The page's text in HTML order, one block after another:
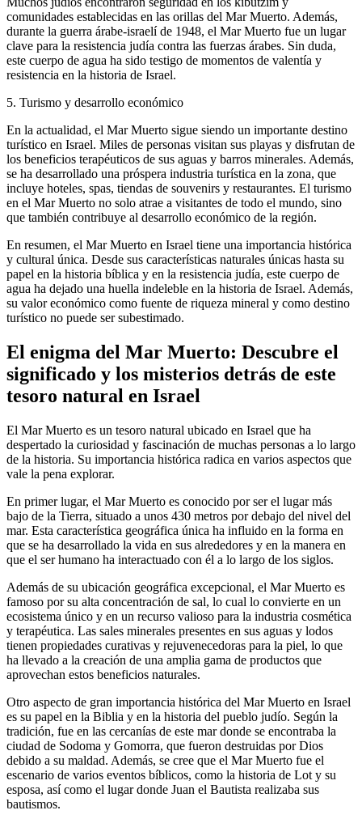
comunidades establecidas en las orillas del Mar Muerto. Además,
durante la guerra árabe-israelí de 1948, el Mar Muerto fue un lugar
clave para la resistencia judía contra las fuerzas árabes. Sin duda,
este cuerpo de agua ha sido testigo de momentos de valentía y
resistencia en la historia de Israel.
5. Turismo y desarrollo económico
En la actualidad, el Mar Muerto sigue siendo un importante destino
turístico en Israel. Miles de personas visitan sus playas y disfrutan de
los beneficios terapéuticos de sus aguas y barros minerales. Además,
se ha desarrollado una próspera industria turística en la zona, que
incluye hoteles, spas, tiendas de souvenirs y restaurantes. El turismo
en el Mar Muerto no solo atrae a visitantes de todo el mundo, sino
que también contribuye al desarrollo económico de la región.
En resumen, el Mar Muerto en Israel tiene una importancia histórica
y cultural única. Desde sus características naturales únicas hasta su
papel en la historia bíblica y en la resistencia judía, este cuerpo de
agua ha dejado una huella indeleble en la historia de Israel. Además,
su valor económico como fuente de riqueza mineral y como destino
turístico no puede ser subestimado.
El enigma del Mar Muerto: Descubre el
significado y los misterios detrás de este
tesoro natural en Israel
El Mar Muerto es un tesoro natural ubicado en Israel que ha
despertado la curiosidad y fascinación de muchas personas a lo largo
de la historia. Su importancia histórica radica en varios aspectos que
vale la pena explorar.
En primer lugar, el Mar Muerto es conocido por ser el lugar más
bajo de la Tierra, situado a unos 430 metros por debajo del nivel del
mar. Esta característica geográfica única ha influido en la forma en
que se ha desarrollado la vida en sus alrededores y en la manera en
que el ser humano ha interactuado con él a lo largo de los siglos.
Además de su ubicación geográfica excepcional, el Mar Muerto es
famoso por su alta concentración de sal, lo cual lo convierte en un
ecosistema único y en un recurso valioso para la industria cosmética
y terapéutica. Las sales minerales presentes en sus aguas y lodos
tienen propiedades curativas y rejuvenecedoras para la piel, lo que
ha llevado a la creación de una amplia gama de productos que
aprovechan estos beneficios naturales.
Otro aspecto de gran importancia histórica del Mar Muerto en Israel
es su papel en la Biblia y en la historia del pueblo judío. Según la
tradición, fue en las cercanías de este mar donde se encontraba la
ciudad de Sodoma y Gomorra, que fueron destruidas por Dios
debido a su maldad. Además, se cree que el Mar Muerto fue el
escenario de varios eventos bíblicos, como la historia de Lot y su
esposa, así como el lugar donde Juan el Bautista realizaba sus
bautismos.